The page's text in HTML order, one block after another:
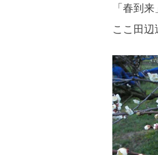
「春到
ここ田辺